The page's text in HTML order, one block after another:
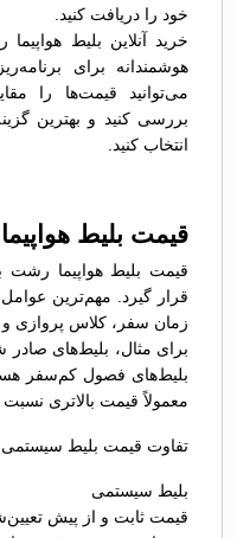
خود را دریافت کنید.
خرید آنلاین بلیط
هوشمندانه برای
می‌توانید قیمت‌ها را
بررسی کنید و بهترین
انتخاب کنید.
قیمت بلیط
قیمت بلیط هواپیما رشت
قرار گیرد. مهم‌ترین
زمان سفر، کلاس پروازی و
برای مثال، بلیط‌های صادر
بلیط‌های فصول کم‌سفر
معمولاً قیمت بالاتری
تفاوت قیمت بلیط سیستمی
بلیط سیستمی
قیمت ثابت و از پیش